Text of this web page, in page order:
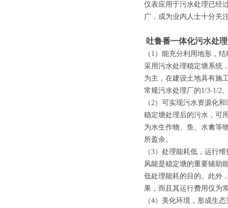
仪表应用于污水处理已经
广，成为业内人士十分关
吐鲁番一体化污水处
（1）能充分利用地形，
采用污水处理稳定塘系统
为主，在建设土地具有施
常规污水处理厂的1/3-1/2
（2）可实现污水资源化
稳定塘处理后的污水，可
为水生作物、鱼、水禽等
所盈余。
（3）处理能耗低，运行
风能是稳定塘的重要辅助
低处理能耗的目的。此外
果，而且其运行费用仅为
（4）美化环境，形成生